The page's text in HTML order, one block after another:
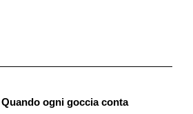
La metropoli e la vita dello spirito,
Quando ogni goccia conta